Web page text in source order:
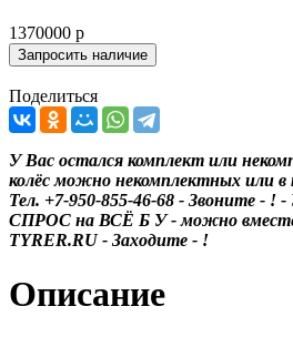
1370000 р
Поделиться
У Вас остался комплект или
колёс можно некомплектных или в
Тел. +7-950-855-46-68 - Звоните - !
СПРОС на ВСЁ Б У - можно
TYRER.RU - Заходите - !
Описание